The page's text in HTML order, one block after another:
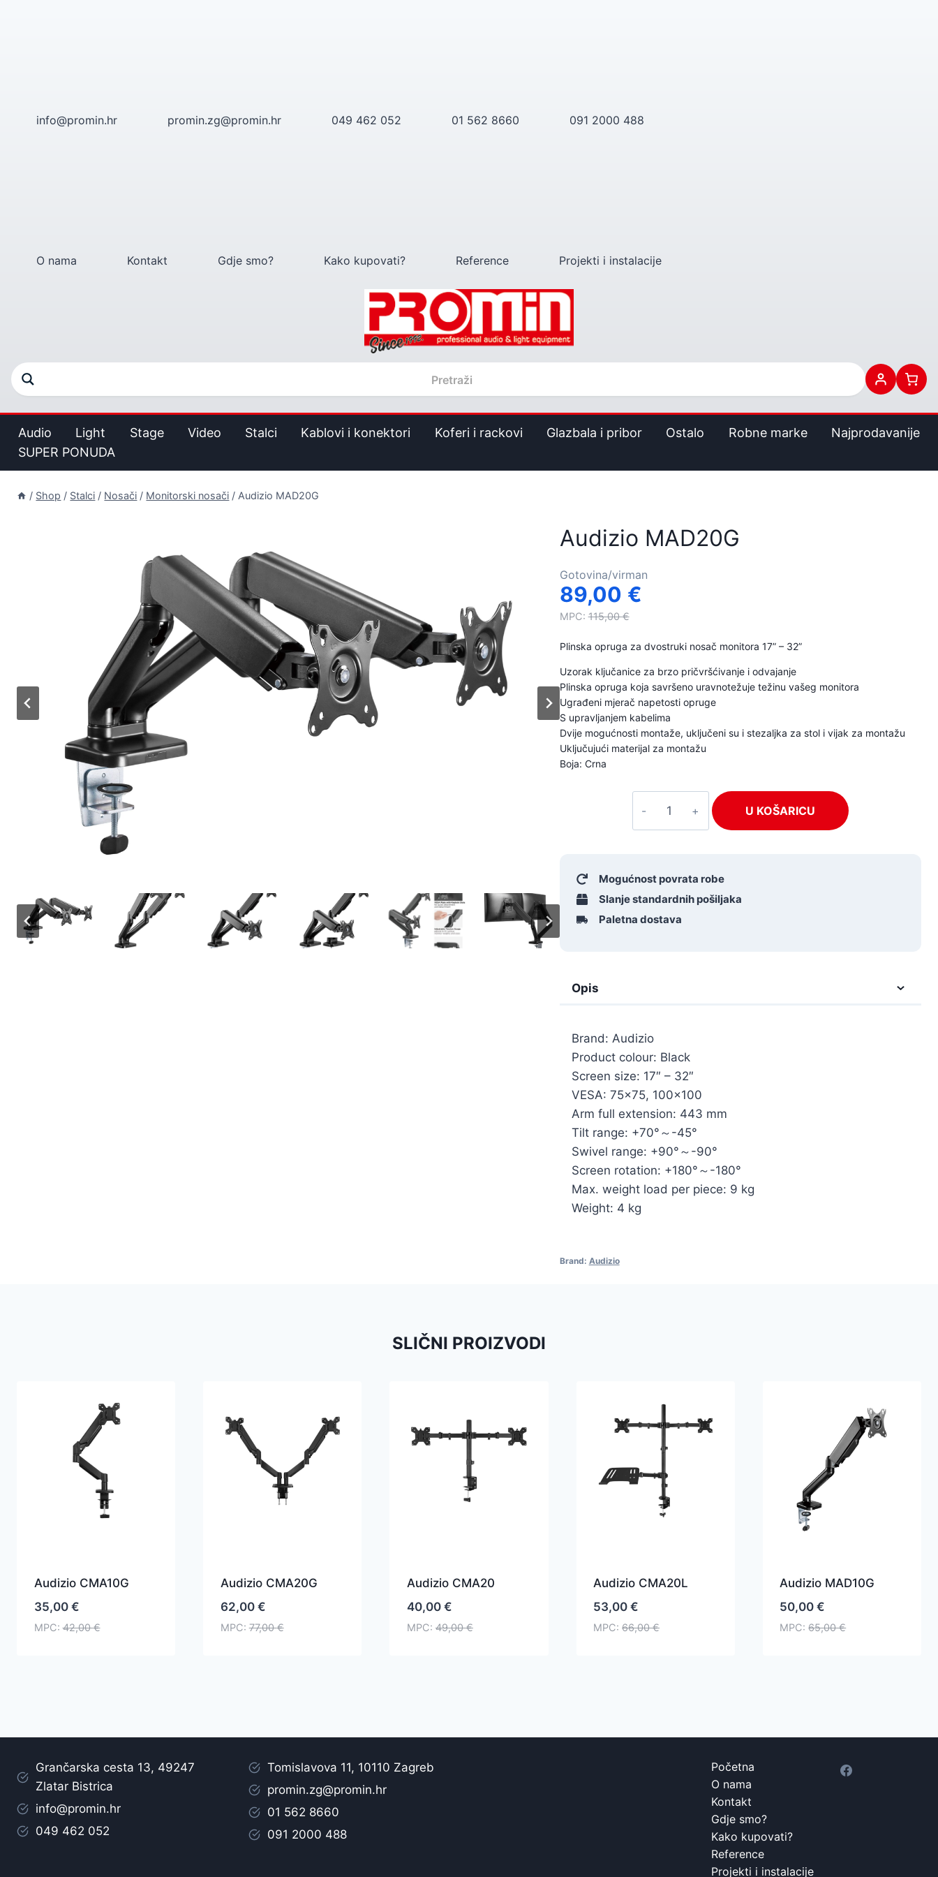
info@promin.hr promin.zg@promin.hr 049 462 052 01 562 8660 091 2000 488
O nama Kontakt Gdje smo? Kako kupovati? Reference Projekti i instalacije
Audio Light Stage Video Stalci Kablovi i konektori Koferi i rackovi Glazbala i pribor Ostalo Robne marke
Najprodavanije
SUPER PONUDA
/ Shop / Stalci / Nosači / Monitorski nosači / Audizio MAD20G
Audizio MAD20G
Gotovina/virman
89,00 €
MPC:115,00€
Plinska opruga za dvostruki nosač monitora 17” – 32”
Uzorak ključanice za brzo pričvršćivanje i odvajanje
Plinska opruga koja savršeno uravnotežuje težinu vašeg monitora
Ugrađeni mjerač napetosti opruge
S upravljanjem kabelima
Dvije mogućnosti montaže, uključeni su i stezaljka za stol i vijak za montažu
Uključujući materijal za montažu
Boja: Crna
MAD20G
U KOŠARICU
Mogućnost povrata robe
Slanje standardnih pošiljaka
Paletna dostava
Opis
Brand: Audizio
Product colour: Black
Screen size: 17″ – 32″
VESA: 75×75, 100×100
Arm full extension: 443 mm
Tilt range: +70°～-45°
Swivel range: +90°～-90°
Screen rotation: +180°～-180°
Max. weight load per piece: 9 kg
Weight: 4 kg
Brand: Audizio
SLIČNI PROIZVODI
Audizio CMA10G
35,00 €
MPC:42,00€
Audizio CMA20G
62,00 €
MPC:77,00€
Audizio CMA20
40,00 €
MPC: 49,00€
Audizio CMA20L
53,00€
MPC:66,00€
Audizio MAD10G
50,00€
MPC:65,00€
Grančarska cesta 13, 49247
Zlatar Bistrica
info@promin.hr
049 462 052
Tomislavova 11, 10110 Zagreb
promin.zg@promin.hr
01 562 8660
091 2000 488
Početna
O nama
Kontakt
Gdje smo?
Kako kupovati?
Reference
Projekti i instalacije